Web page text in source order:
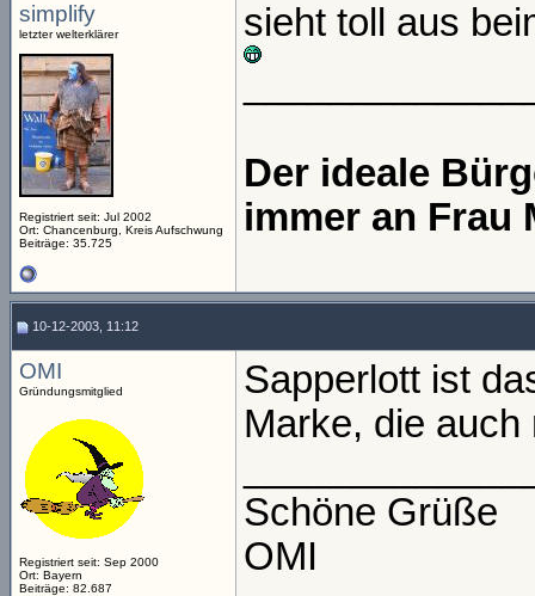
simplify
letzter welterklärer
Registriert seit: Jul 2002
Ort: Chancenburg, Kreis Aufschwung
Beiträge: 35.725
sieht toll aus
Der ideale
immer an Frau
10-12-2003, 11:12
OMI
Gründungsmitglied
Registriert seit: Sep 2000
Ort: Bayern
Beiträge: 82.687
Sapperlott ist
Marke, die
Schöne Grüße
OMI